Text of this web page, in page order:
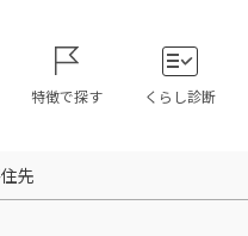
特徴で探す くらし診断
先